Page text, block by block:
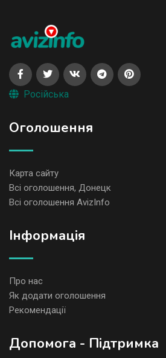
Російська
Оголошення
Карта сайту
Всі оголошення, Донецк
Всі оголошення AvizInfo
Iнформація
Про нас
Як додати оголошення
Рекомендації
Допомога - Підтримка